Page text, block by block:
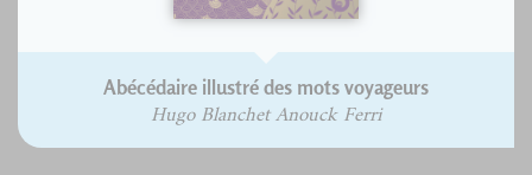
Abécédaire illustré des mots voyageurs
Hugo Blanchet Anouck Ferri